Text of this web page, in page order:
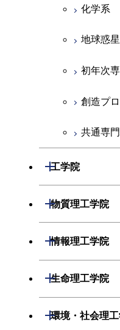
化学系
地球惑
初年次
創造プ
共通専
工学院
開閉
機械系
電気電
経営工
物質理工学院
開閉
材料系
初年次
情報理工学院
開閉
数理・計
生命理工学院
開閉
生命理
環境・社会理
開閉